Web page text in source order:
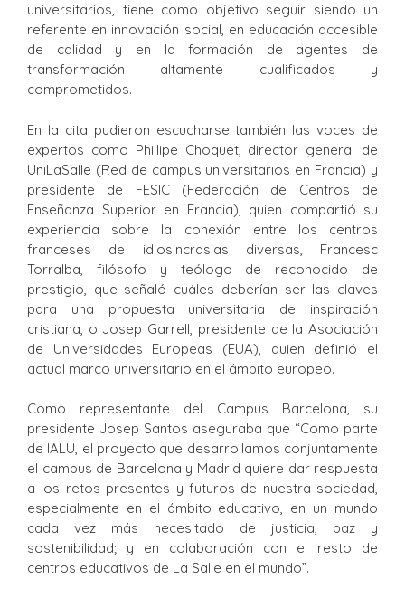
universitarios, tiene como objetivo seguir siendo un
referente en innovación social, en educación accesible
de calidad y en la formación de agentes de
transformación altamente cualificados y
comprometidos.
En la cita pudieron escucharse también las voces de
expertos como Phillipe Choquet, director general de
UniLaSalle (Red de campus universitarios en Francia) y
presidente de FESIC (Federación de Centros de
Enseñanza Superior en Francia), quien compartió su
experiencia sobre la conexión entre los centros
franceses de idiosincrasias diversas, Francesc
Torralba, filósofo y teólogo de reconocido de
prestigio, que señaló cuáles deberían ser las claves
para una propuesta universitaria de inspiración
cristiana, o Josep Garrell, presidente de la Asociación
de Universidades Europeas (EUA), quien definió el
actual marco universitario en el ámbito europeo.
Como representante del Campus Barcelona, su
presidente Josep Santos aseguraba que “Como parte
de IALU, el proyecto que desarrollamos conjuntamente
el campus de Barcelona y Madrid quiere dar respuesta
a los retos presentes y futuros de nuestra sociedad,
especialmente en el ámbito educativo, en un mundo
cada vez más necesitado de justicia, paz y
sostenibilidad; y en colaboración con el resto de
centros educativos de La Salle en el mundo”.